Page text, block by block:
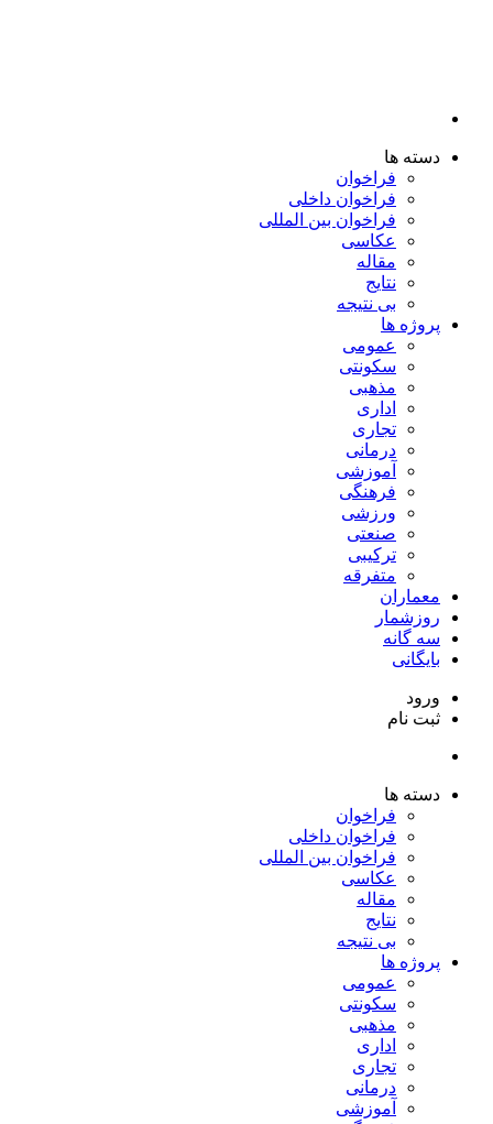
دسته ها
فراخوان
فراخوان داخلی
فراخوان بین المللی
عکاسی
مقاله
نتایج
بی نتیجه
پروژه ها
عمومی
سکونتی
مذهبی
اداری
تجاری
درمانی
آموزشی
فرهنگی
ورزشی
صنعتی
ترکیبی
متفرقه
معماران
روزشمار
سه گانه
بایگانی
ورود
ثبت نام
دسته ها
فراخوان
فراخوان داخلی
فراخوان بین المللی
عکاسی
مقاله
نتایج
بی نتیجه
پروژه ها
عمومی
سکونتی
مذهبی
اداری
تجاری
درمانی
آموزشی